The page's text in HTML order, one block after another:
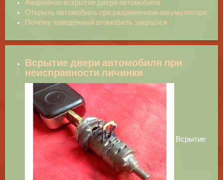
Аварийное вскрытие двери автомобиля.
Открыть автомобиль при разряженном аккумуляторе.
Почему заведённый атомобиль закрылся
Всрытие двери автомобиля при
неисправности личинки
Всрытие